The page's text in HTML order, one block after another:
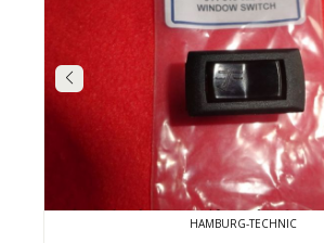
HAMBURG-TECHNIC